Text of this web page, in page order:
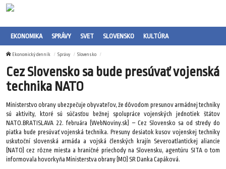
EKONOMIKA SPRÁVY SVET SLOVENSKO KULTÚRA
Ekonomický denník Správy Slovensko
Cez Slovensko sa bude presúvať vojenská
technika NATO
Ministerstvo obrany ubezpečuje obyvateľov, že dôvodom presunov armádnej techniky
sú aktivity, ktoré sú súčasťou bežnej spolupráce vojenských jednotiek štátov
NATO.BRATISLAVA 22. februára (WebNoviny.sk) – Cez Slovensko sa od stredy do
piatka bude presúvať vojenská technika. Presuny desiatok kusov vojenskej techniky
uskutoční slovenská armáda a vojská členských krajín Severoatlantickej aliancie
(NATO) cez rôzne miesta a hraničné priechody na Slovensku, agentúru SITA o tom
informovala hovorkyňa Ministerstva obrany (MO) SR Danka Capáková.